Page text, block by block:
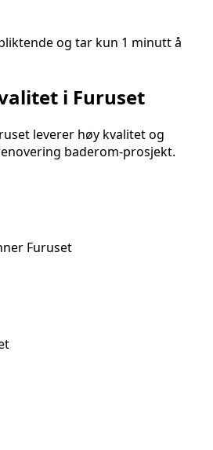
og tar kun 1 minutt å
i Furuset
leverer høy kvalitet og
baderom-prosjekt.
Furuset